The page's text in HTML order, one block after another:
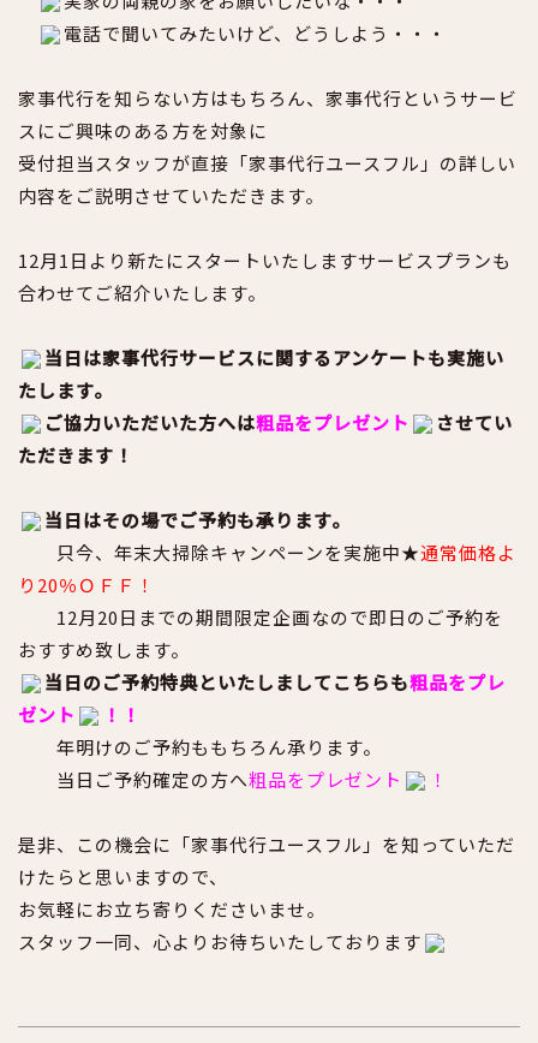
電話で聞いてみたいけど、どうしよう・・・
家事代行を知らない方はもちろん、家事代行というサービ
スにご興味のある方を対象に
受付担当スタッフが直接「家事代行ユースフル」の詳しい
内容をご説明させていただきます。
12月1日より新たにスタートいたしますサービスプランも
合わせてご紹介いたします。
当日は家事代行サービスに関するアンケートも実施い
たします。
ご協力いただいた方へは粗品をプレゼント
させてい
ただきます！
当日はその場でご予約も承ります。
只今、年末大掃除キャンペーンを実施中★通常価格よ
り20％ＯＦＦ！
12月20日までの期間限定企画なので即日のご予約を
おすすめ致します。
当日のご予約特典といたしましてこちらも粗品をプレ
ゼント
！！
年明けのご予約ももちろん承ります。
当日ご予約確定の方へ粗品をプレゼント ！
是非、この機会に「家事代行ユースフル」を知っていただ
けたらと思いますので、
お気軽にお立ち寄りくださいませ。
スタッフ一同、心よりお待ちいたしております